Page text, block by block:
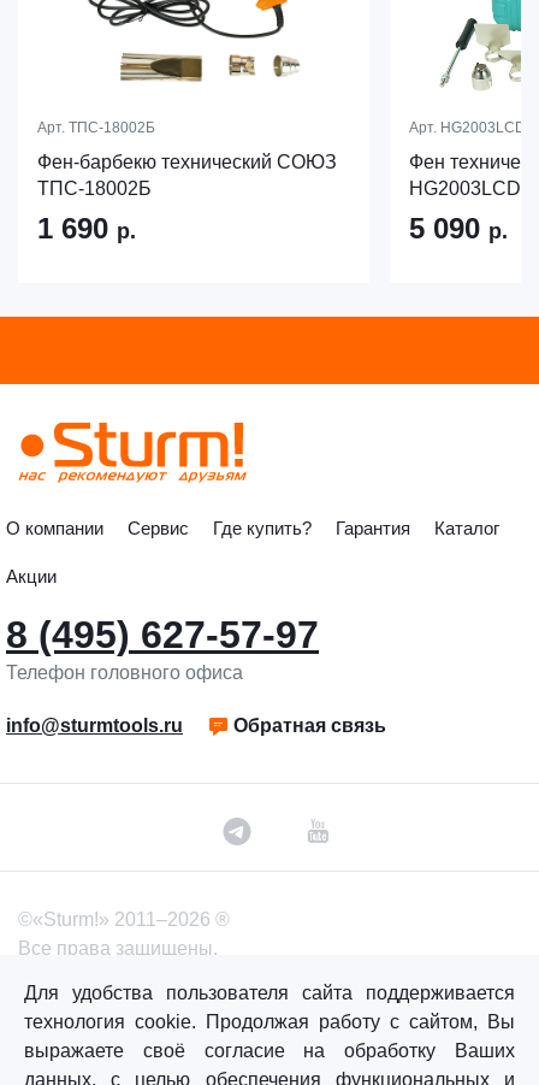
Арт. ТПС-18002Б
Фен-барбекю технический СОЮЗ
ТПС-18002Б
1 690 р.
Арт. HG2003LCD
Фен
HG2003LCD
5 090 р.
О компании Сервис Где купить? Гарантия Каталог
Акции
8 (495) 627-57-97
Телефон головного офиса
info@sturmtools.ru Обратная связь
©«Sturm!» 2011–2026 ®
Все права защищены.
Политика обработки персональных данных
Согласие на обработку персональных данных
Для удобства пользователя сайта поддерживается
технология cookie. Продолжая работу с сайтом, Вы
выражаете своё согласие на обработку Ваших
данных, с целью обеспечения функциональных и